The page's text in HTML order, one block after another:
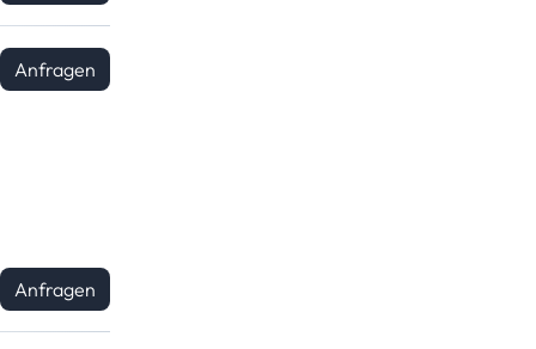
Anfragen
Anfragen